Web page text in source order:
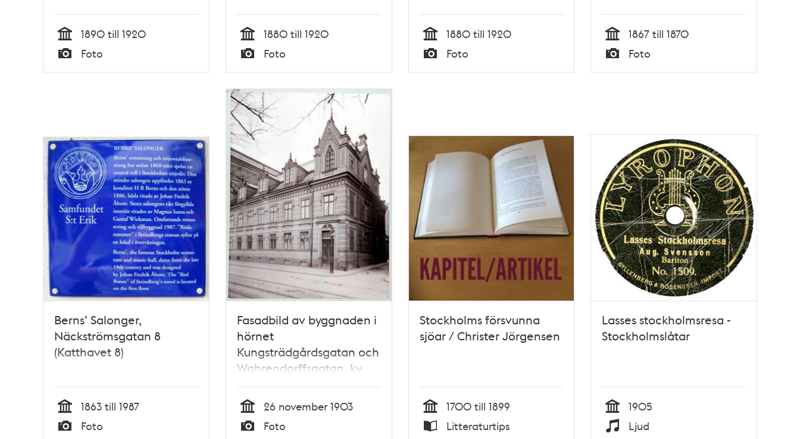
Tid
1890 till 1920
Typ
Foto Tid
1880 till 1920
Typ
Foto Tid
1880 till 1920
Typ
Foto Tid
1867 till 1870
Typ
Foto
Berns’ Salonger,
Näckströmsgatan 8
(Katthavet 8)
Tid
1863 till 1987
Foto
Fasadbild av byggnaden i
hörnet
Kungsträdgårdsgatan och
Wahrendorffsgatan, kv
Näckström 3 (nuv. kv
Katthavet 1)
Tid
26 november 1903
Foto
Stockholms försvunna
sjöar / Christer Jörgensen
Tid
1700 till 1899
Litteraturtips
Lasses stockholmsresa -
Stockholmslåtar
Tid
1905
Ljud